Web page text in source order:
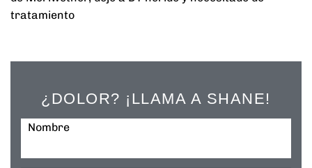
tratamiento
¿DOLOR? ¡LLAMA A SHANE!
Nombre